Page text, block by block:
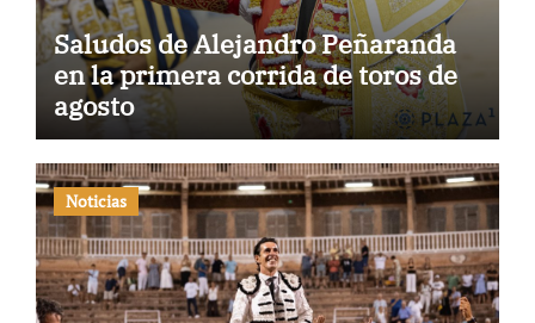
Saludos de Alejandro Peñaranda
en la primera corrida de toros de
agosto
Noticias